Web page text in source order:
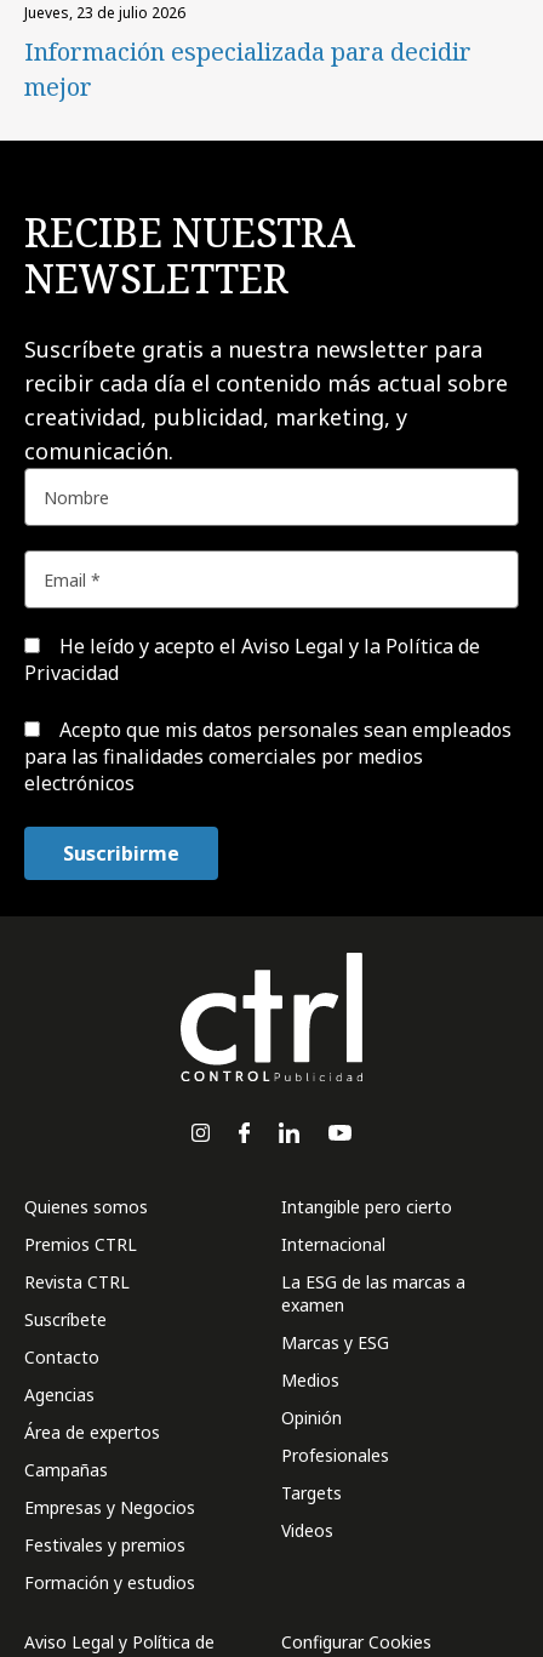
jueves, 23 de julio 2026
Información especializada para decidir
mejor
RECIBE NUESTRA
NEWSLETTER
Suscríbete gratis a nuestra newsletter para
recibir cada día el contenido más actual sobre
creatividad, publicidad, marketing, y
comunicación.
He leído y acepto el Aviso Legal y la Política de
Privacidad
Acepto que mis datos personales sean empleados
para las finalidades comerciales por medios
electrónicos
Quienes somos
Premios CTRL
Revista CTRL
Suscríbete
Contacto
Agencias
Área de expertos
Campañas
Empresas y Negocios
Festivales y premios
Formación y estudios
Intangible pero cierto
Internacional
La ESG de las marcas a
examen
Marcas y ESG
Medios
Opinión
Profesionales
Targets
Videos
Aviso Legal y Política de
Configurar Cookies